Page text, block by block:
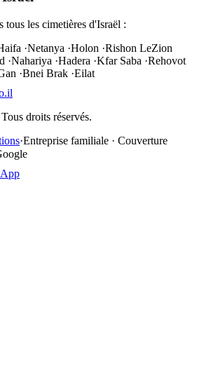
tous les cimetières d'Israël :
·Netanya ·Holon ·Rishon LeZion
·Nahariya ·Hadera ·Kfar Saba ·Rehovot
·Bnei Brak ·Eilat
Tous droits réservés.
·Entreprise familiale · Couverture